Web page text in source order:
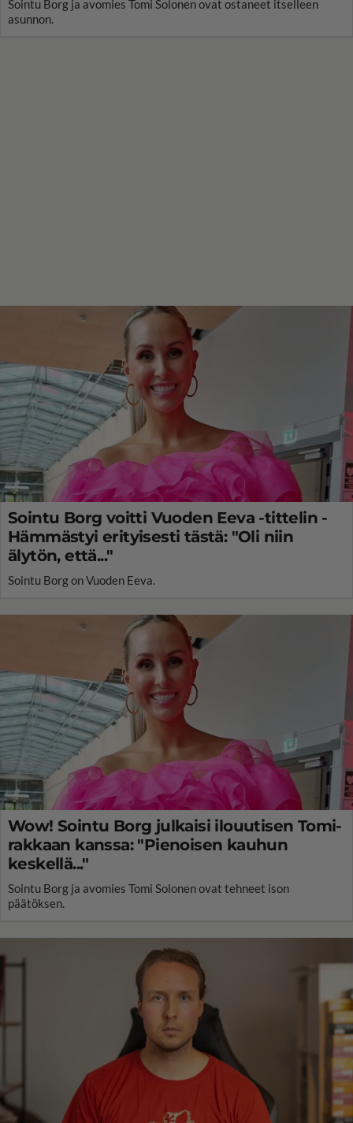
Sointu Borg ja avomies Tomi Solonen ovat ostaneet itselleen
asunnon.
Sointu Borg voitti Vuoden Eeva -tittelin -
Hämmästyi erityisesti tästä: "Oli niin
älytön, että..."
Sointu Borg on Vuoden Eeva.
Wow! Sointu Borg julkaisi ilouutisen Tomi-
rakkaan kanssa: "Pienoisen kauhun
keskellä..."
Sointu Borg ja avomies Tomi Solonen ovat tehneet ison
päätöksen.